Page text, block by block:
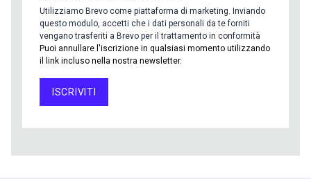
Utilizziamo Brevo come piattaforma di marketing. Inviando
questo modulo, accetti che i dati personali da te forniti
vengano trasferiti a Brevo per il trattamento in conformità
Puoi annullare l'iscrizione in qualsiasi momento utilizzando
il link incluso nella nostra newsletter.
ISCRIVITI